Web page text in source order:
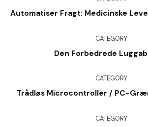
Automatiser Fragt: Medicinske
CATEGORY
Den Forbedrede
CATEGORY
Trådløs Microcontroller / PC-
CATEGORY